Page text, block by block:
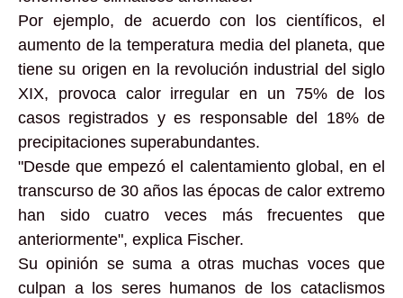
Por ejemplo, de acuerdo con los científicos, el
aumento de la temperatura media del planeta, que
tiene su origen en la revolución industrial del siglo
XIX, provoca calor irregular en un 75% de los
casos registrados y es responsable del 18% de
precipitaciones superabundantes.
"Desde que empezó el calentamiento global, en el
transcurso de 30 años las épocas de calor extremo
han sido cuatro veces más frecuentes que
anteriormente", explica Fischer.
Su opinión se suma a otras muchas voces que
culpan a los seres humanos de los cataclismos